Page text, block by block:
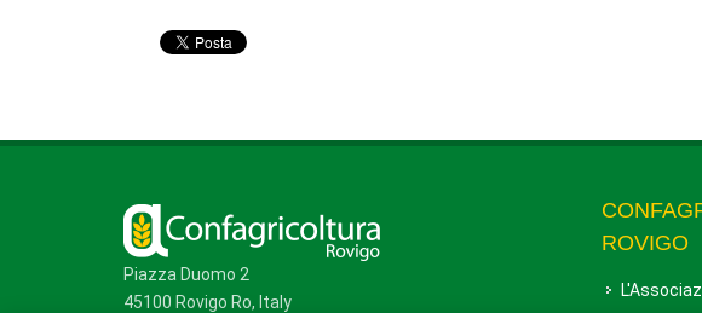
Piazza Duomo 2
45100 Rovigo Ro, Italy
ROVIGO